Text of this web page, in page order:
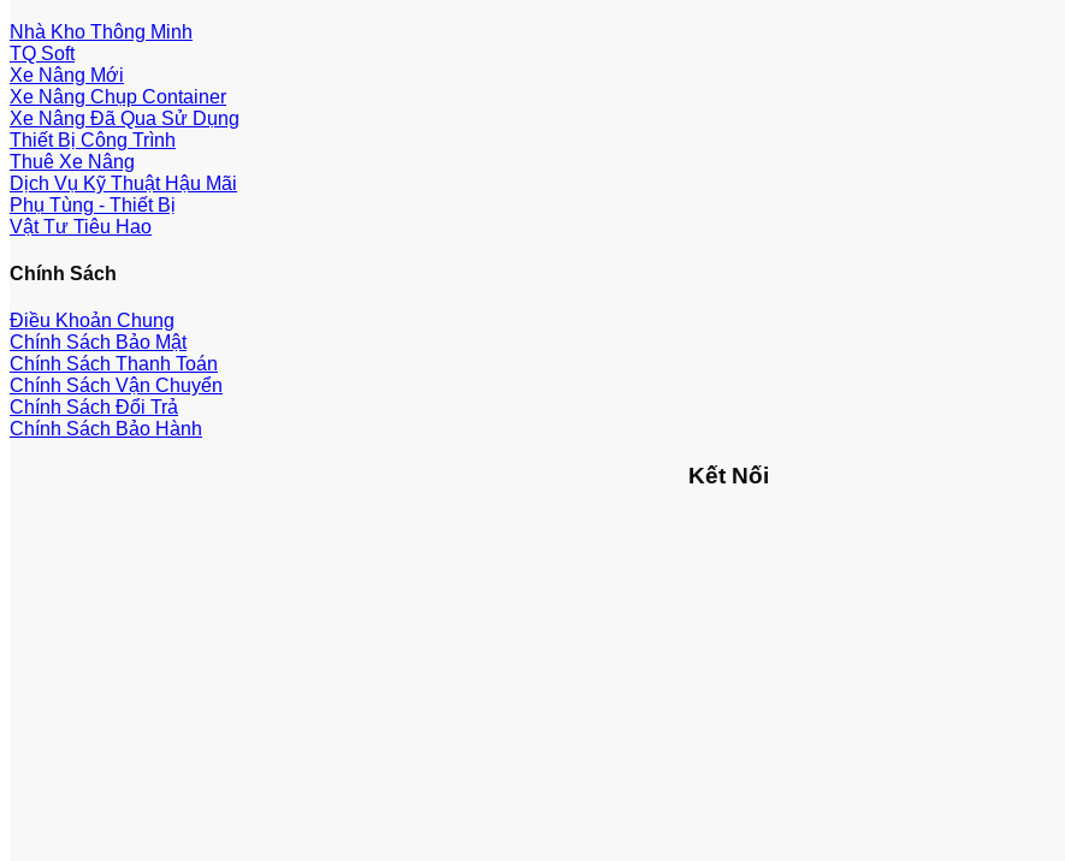
Nhà Kho Thông Minh
TQ Soft
Xe Nâng Mới
Xe Nâng Chụp Container
Xe Nâng Đã Qua Sử Dụng
Thiết Bị Công Trình
Thuê Xe Nâng
Dịch Vụ Kỹ Thuật Hậu Mãi
Phụ Tùng - Thiết Bị
Vật Tư Tiêu Hao
Chính Sách
Điều Khoản Chung
Chính Sách Bảo Mật
Chính Sách Thanh Toán
Chính Sách Vận Chuyển
Chính Sách Đổi Trả
Chính Sách Bảo Hành
Kết Nối